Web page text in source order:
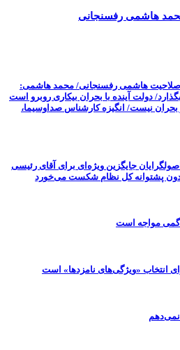
هاشمی رفسنجانی
هاشمی رفسنجانی/ محمد هاشمی:
دولت آینده با بحران بیکاری روبرو است
نیست/ انگیزه کارشناس صداوسیما،
جایگزین ویژه‌ای برای آقای رئیسی
پشتوانه کل نظام شکست می‌خورد
گمی مواجه است
انتخاب «ویژگی‌های نامزدها» است